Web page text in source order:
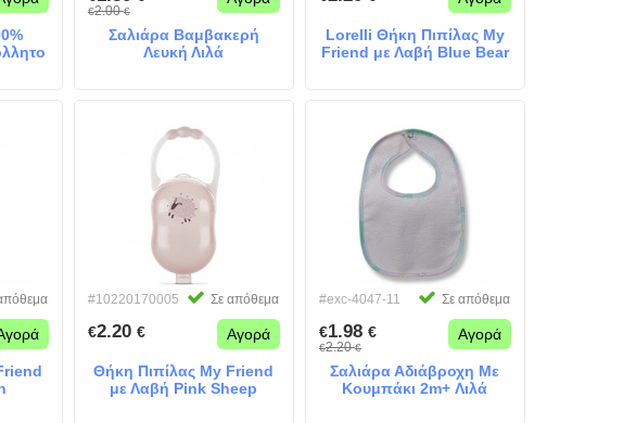
€2.00€
Σαλιάρα Βαμβακερή
Λευκή Λιλά
Lorelli Θήκη Πιπίλας My
Friend με Λαβή Blue Bear
#10220170005 Σε απόθεμα
€2.20 € Αγορά
Θήκη Πιπίλας My Friend
με Λαβή Pink Sheep
#exc-4047-11 Σε απόθεμα
€1.98 €
€2.20€
Αγορά
Σαλιάρα Αδιάβροχη Με
Κουμπάκι 2m+ Λιλά